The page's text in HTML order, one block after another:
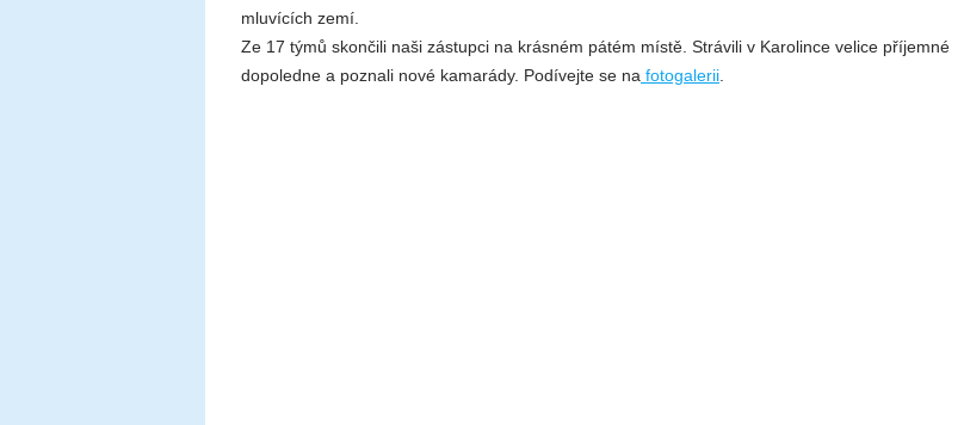
mluvících zemí.
Ze 17 týmů skončili naši zástupci na krásném pátém místě. Strávili v Karolince velice příjemné
dopoledne a poznali nové kamarády. Podívejte se na fotogalerii